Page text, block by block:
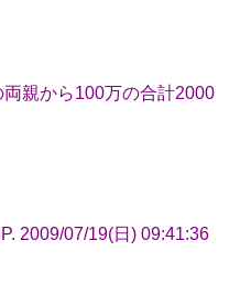
親から100万の合計2000
2009/07/19(日) 09:41:36